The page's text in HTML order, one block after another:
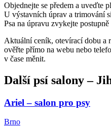
Objednejte se předem a uveďte
U výstavních úprav a trimování
Psa na úpravu zvykejte
Aktuální ceník, otevírací dobu a
ověřte přímo na webu nebo
v čase měnit.
Další psí salony–
Ariel – salon pro psy
Brno